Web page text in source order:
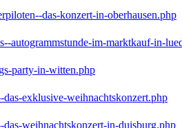
das-konzert-in-oberhausen.php
autogrammstunde-im-marktkauf-in-
party-in-witten.php
exklusive-weihnachtskonzert.php
weihnachtskonzert-in-duisburg.php